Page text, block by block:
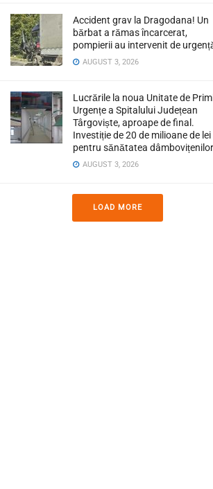
Accident grav la Dragodana! Un
bărbat a rămas încarcerat,
pompierii au intervenit de
AUGUST 3, 2026
Lucrările la noua Unitate de
Urgențe a Spitalului Județean
Târgoviște, aproape de final.
Investiție de 20 de milioane de lei
pentru sănătatea dâmbovițenilor
AUGUST 3, 2026
LOAD MORE